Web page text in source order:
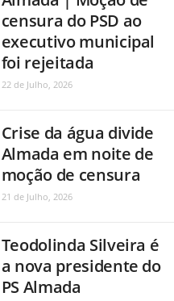
censura do PSD ao
executivo municipal
foi rejeitada
22 de Julho, 2026
Crise da água divide
Almada em noite de
moção de censura
21 de Julho, 2026
Teodolinda Silveira é
a nova presidente do
PS Almada